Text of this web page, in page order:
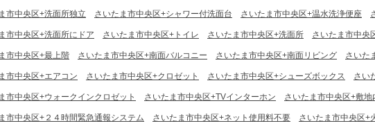
市中央区+洗面所独立 さいたま市中央区+シャワー付洗面台 さいたま市中央区+温水洗浄便座
市中央区+洗面所にドア さいたま市中央区+トイレ さいたま市中央区+洗面所 さいたま市中央
市中央区+最上階 さいたま市中央区+南面バルコニー さいたま市中央区+南面リビング さいた
市中央区+エアコン さいたま市中央区+クロゼット さいたま市中央区+シューズボックス さい
市中央区+ウォークインクロゼット さいたま市中央区+TVインターホン さいたま市中央区+敷地
市中央区+２４時間緊急通報システム さいたま市中央区+ネット使用料不要 さいたま市中央区+